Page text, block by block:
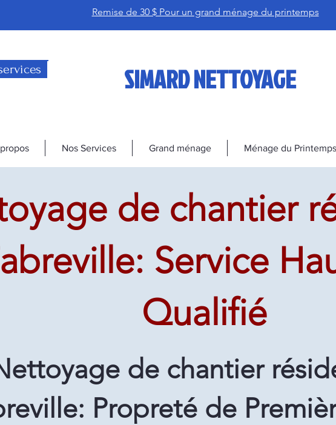
Remise de 30 $ Pour un grand ménage du printemps
SIMARD NETTOYAGE
Nos Services Grand ménage Ménage du Printemps
de chantier
Service
Qualifié
de chantier
Propreté de